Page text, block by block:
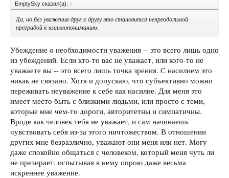
EmptySky сказал(а): ↑
Да, но без уважения друг к другу это становится непреодолимой
преградой к взаимопониманию.
Убеждение о необходимости уважения -- это всего лишь одно
из убеждений. Если кто-то вас не уважает, или кого-то не
уважаете вы -- это всего лишь точка зрения. С насилием это
никак не связано. Хотя и допускаю, что субъективно можно
переживать неуважение к себе как насилие. Для меня это
имеет место быть с близкими людьми, или просто с теми,
которые мне чем-то дороги, авторитетны и симпатичны.
Вроде как человек тебя не уважает, и сам начинаешь
чувствовать себя из-за этого ничтожеством. В отношении
других мне безразлично, уважают они меня или нет. Могу
даже спокойно общаться с человеком, который меня чуть ли
не презирает, испытывая к нему порою даже весьма
искреннее уважение.